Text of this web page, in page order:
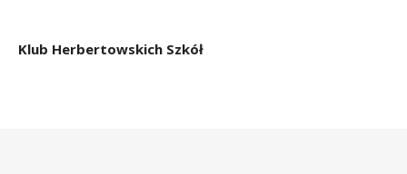
Klub Herbertowskich Szkół